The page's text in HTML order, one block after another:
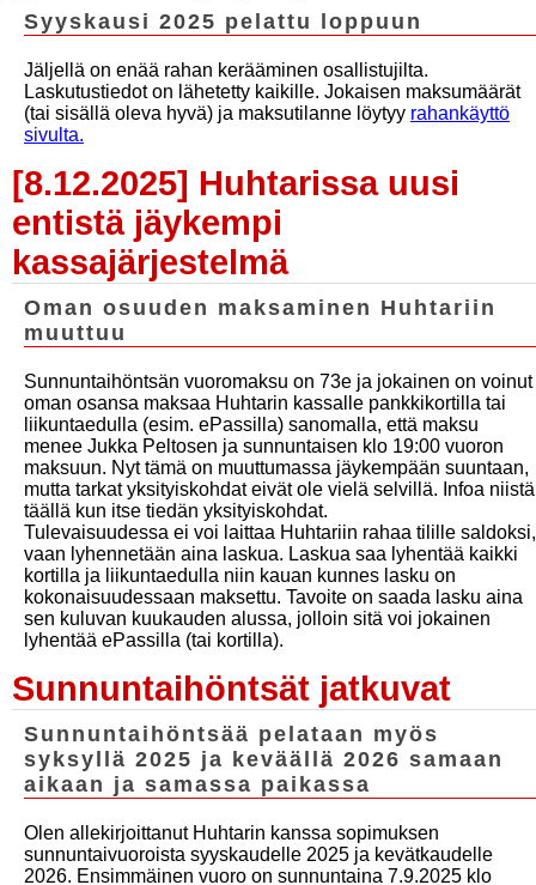
Syyskausi 2025 pelattu loppuun
Jäljellä on enää rahan kerääminen osallistujilta.
Laskutustiedot on lähetetty kaikille. Jokaisen maksumäärät
(tai sisällä oleva hyvä) ja maksutilanne löytyy rahankäyttö
sivulta.
[8.12.2025] Huhtarissa uusi
entistä jäykempi
kassajärjestelmä
Oman osuuden maksaminen Huhtariin
muuttuu
Sunnuntaihöntsän vuoromaksu on 73e ja jokainen on voinut
oman osansa maksaa Huhtarin kassalle pankkikortilla tai
liikuntaedulla (esim. ePassilla) sanomalla, että maksu
menee Jukka Peltosen ja sunnuntaisen klo 19:00 vuoron
maksuun. Nyt tämä on muuttumassa jäykempään suuntaan,
mutta tarkat yksityiskohdat eivät ole vielä selvillä. Infoa niistä
täällä kun itse tiedän yksityiskohdat.
Tulevaisuudessa ei voi laittaa Huhtariin rahaa tilille saldoksi,
vaan lyhennetään aina laskua. Laskua saa lyhentää kaikki
kortilla ja liikuntaedulla niin kauan kunnes lasku on
kokonaisuudessaan maksettu. Tavoite on saada lasku aina
sen kuluvan kuukauden alussa, jolloin sitä voi jokainen
lyhentää ePassilla (tai kortilla).
Sunnuntaihöntsät jatkuvat
Sunnuntaihöntsää pelataan myös
syksyllä 2025 ja keväällä 2026 samaan
aikaan ja samassa paikassa
Olen allekirjoittanut Huhtarin kanssa sopimuksen
sunnuntaivuoroista syyskaudelle 2025 ja kevätkaudelle
2026. Ensimmäinen vuoro on sunnuntaina 7.9.2025 klo